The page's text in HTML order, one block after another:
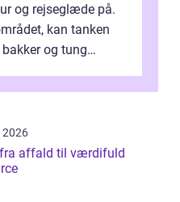
og rejseglæde på.
kan tanken
og tung
2026
affald til værdifuld